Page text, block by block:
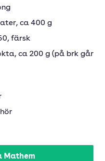
, ca 400 g
färsk
ca 200 g (på brk går
Mathem